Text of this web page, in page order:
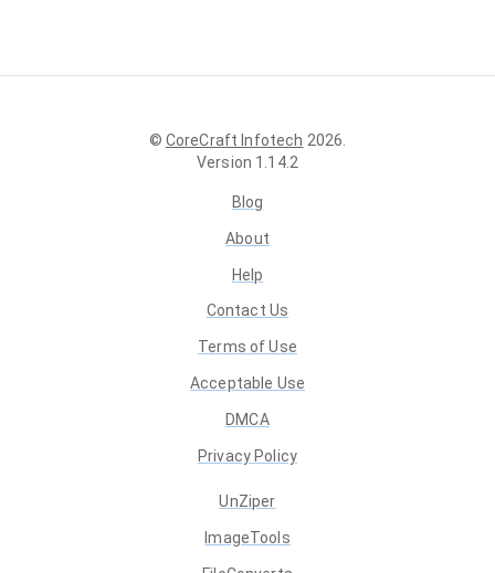
© CoreCraft Infotech 2026
Version 1.14.2
Blog
About
Help
Contact Us
Terms of Use
Acceptable Use
DMCA
Privacy Policy
UnZiper
ImageTools